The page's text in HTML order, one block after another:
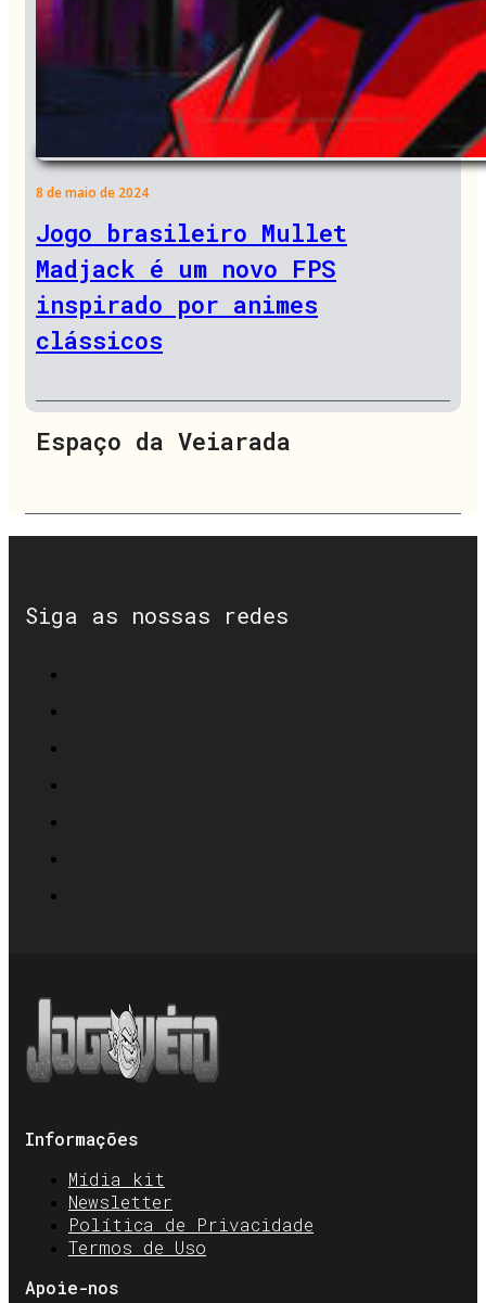
8 de maio de 2024
Jogo brasileiro Mullet
Madjack é um novo FPS
inspirado por animes
clássicos
Espaço da Veiarada
Siga as nossas redes
Informações
Mídia kit
Newsletter
Política de Privacidade
Termos de Uso
Apoie-nos